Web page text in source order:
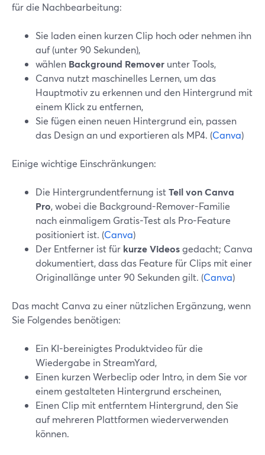
für die Nachbearbeitung:
Sie laden einen kurzen Clip hoch oder nehmen ihn
auf (unter 90 Sekunden),
wählen Background Remover unter Tools,
Canva nutzt maschinelles Lernen, um das
Hauptmotiv zu erkennen und den Hintergrund mit
einem Klick zu entfernen,
Sie fügen einen neuen Hintergrund ein, passen
das Design an und exportieren als MP4. (Canva)
Einige wichtige Einschränkungen:
Die Hintergrundentfernung istTeil von Canva
Pro, wobei die Background-Remover-Familie
nach einmaligem Gratis-Test als Pro-Feature
positioniert ist. (Canva)
Der Entferner ist für kurze Videosgedacht; Canva
dokumentiert, dass das Feature für Clips mit einer
Originallänge unter 90 Sekunden gilt. (Canva)
Das macht Canva zu einer nützlichen Ergänzung, wenn
Sie Folgendes benötigen:
Ein KI-bereinigtes Produktvideo für die
Wiedergabe in StreamYard,
Einen kurzen Werbeclip oder Intro, in dem Sie vor
einem gestalteten Hintergrund erscheinen,
Einen Clip mit entferntem Hintergrund, den Sie
auf mehreren Plattformen wiederverwenden
können.